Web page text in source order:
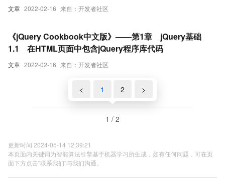
文章 2022-02-16 来自：开发者社区
文章 2022-02-16 来自：开发者社区
《jQuery Cookbook中文版》——第1章 jQuery基础
1.1 在HTML页面中包含jQuery程序库代码
< 1 2 >
1 / 2
更新时间 2024-05-14 12:39:21
本页面内关键词为智能算法引擎基于机器学习所生成，如有任何问题，可在页
面下方点击"联系我们"与我们沟通。